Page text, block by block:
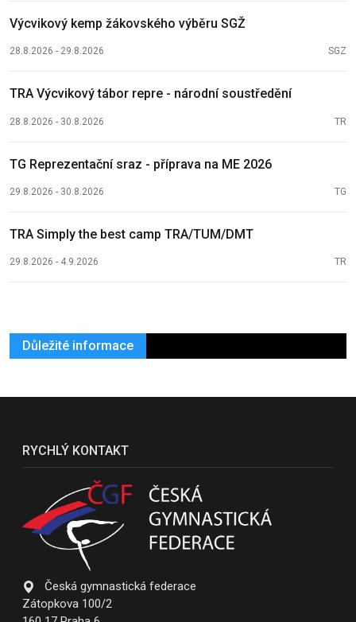
Výcvikový kemp žákovského výběru SGŽ
28.8.2026 - 29.8.2026 SGZ
TRA Výcvikový tábor repre - národní soustředění
28.8.2026 - 30.8.2026 TR
TG Reprezentační sraz - příprava na ME 2026
29.8.2026 - 30.8.2026 TG
TRA Simply the best camp TRA/TUM/DMT
29.8.2026 - 4.9.2026 TR
Důležité informace
RYCHLÝ KONTAKT
Česká gymnastická federace
Zátopkova 100/2